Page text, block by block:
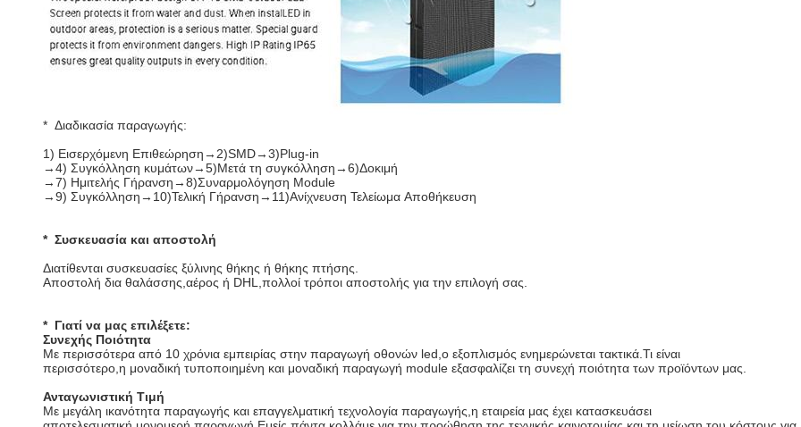
* Διαδικασία παραγωγής:
1) Εισερχόμενη Επιθεώρηση→2)SMD→3)Plug-in
→4) Συγκόλληση κυμάτων→5)Μετά τη συγκόλληση→6)Δοκιμή
→7) Ημιτελής Γήρανση→8)Συναρμολόγηση Module
→9) Συγκόλληση→10)Τελική Γήρανση→11)Ανίχνευση Τελείωμα Αποθήκευση
* Συσκευασία και αποστολή
Διατίθενται συσκευασίες ξύλινης θήκης ή θήκης πτήσης.
Αποστολή δια θαλάσσης,αέρος ή DHL,πολλοί τρόποι αποστολής για την επιλογή σας.
* Γιατί να μας επιλέξετε:
Συνεχής Ποιότητα
Με περισσότερα από 10 χρόνια εμπειρίας στην παραγωγή οθονών led,ο εξοπλισμός ενημερώνεται τακτικά.Τι είναι
περισσότερο,η μοναδική τυποποιημένη και μοναδική παραγωγή module εξασφαλίζει τη συνεχή ποιότητα των προϊόντων μας.
Ανταγωνιστική Τιμή
Με μεγάλη ικανότητα παραγωγής και επαγγελματική τεχνολογία παραγωγής,η εταιρεία μας έχει κατασκευάσει